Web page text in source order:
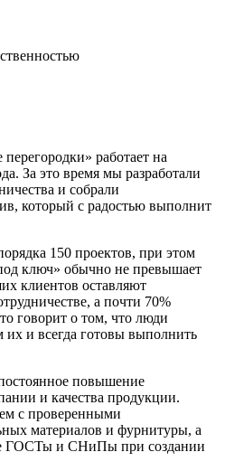
работает на
За это время мы разработали
и собрали
который с радостью выполнит
150 проектов, при этом
ключ» обычно не превышает
клиентов оставляют
а почти 70%
говорит о том, что люди
и всегда готовы выполнить
повышение
и качества продукции.
с проверенными
материалов и фурнитуры, а
ГОСТы и СНиПы при создании